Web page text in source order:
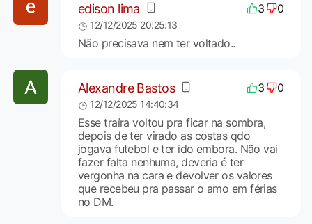
edison lima 3 0
12/12/2025 20:25:13
Não precisava nem ter voltado..
Alexandre Bastos 3 0
12/12/2025 14:40:34
Esse traíra voltou pra ficar na sombra,
depois de ter virado as costas qdo
jogava futebol e ter ido embora. Não vai
fazer falta nenhuma, deveria é ter
vergonha na cara e devolver os valores
que recebeu pra passar o amo em férias
no DM.